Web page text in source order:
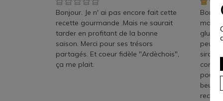
Bonjour. Je n' ai pas encore fait cette
recette gourmande .Mais ne saurait
tarder en profitant de la bonne
saison. Merci pour ses trésors
partagés. Et coeur fidèle "Ardèchois",
ça me plait.
mais
gluten
peux
sirop